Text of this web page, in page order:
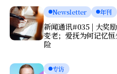
Newsletter 年刊
新闻通讯#035 | 大奖
变老；爱抚为何记忆
险
专访